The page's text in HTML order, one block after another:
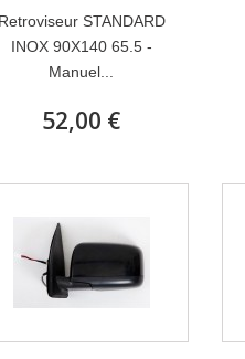
Retroviseur STANDARD
INOX 90X140 65.5 -
Manuel...
52,00 €